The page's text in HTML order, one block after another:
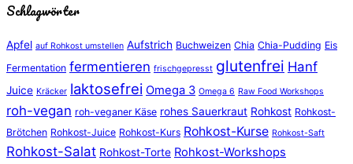
Schlagwörter
Apfel auf Rohkost umstellen Aufstrich Buchweizen Chia Chia-Pudding Eis
Fermentation fermentieren frischgepresst glutenfrei Hanf
Juice Kräcker laktosefrei Omega 3 Omega 6 Raw Food Workshops
roh-vegan roh-veganer Käse rohes Sauerkraut Rohkost Rohkost-
Brötchen Rohkost-Juice Rohkost-Kurs Rohkost-Kurse Rohkost-Saft
Rohkost-Salat Rohkost-Torte Rohkost-Workshops